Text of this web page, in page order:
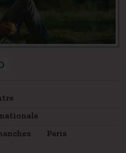
Paris